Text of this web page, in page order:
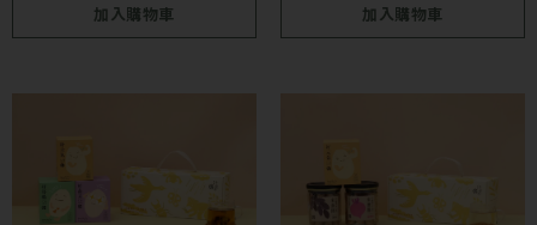
加入購物車 加入購物車